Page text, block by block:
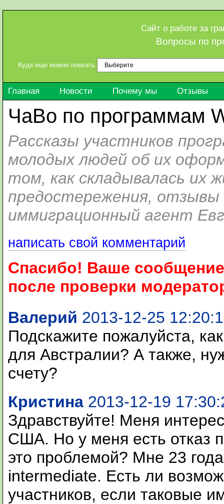
Сайт о работе за
Вопросы по
Куда еще можно поехать
Главная Новости Почему мы Отзывы
ЧаВо по программам
Рассказы участников
молодых людей об их
том, как складывалась их
предостережения, отзывы
иммиграционный агент
написать свой комментарий
Спасибо! Ваше
после проверки
Валерий 2013-12-25
Подскажите пожалуйста,
для Австралии? А также,
счету?
Кристина 2013-12-19
Здравствуйте! Меня
США. Но у меня есть отказ
это проблемой? Мне 23
intermediate. Есть ли
участников, если таковые